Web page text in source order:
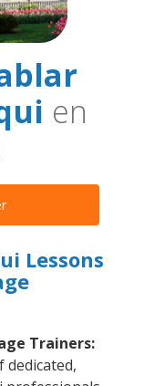
en
Lessons
Trainers: